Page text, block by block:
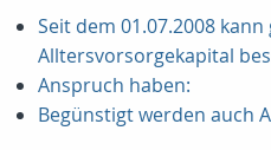
Seit dem 01.07.2008
Alltersvorsorgekapital
Anspruch haben:
Begünstigt werden auch